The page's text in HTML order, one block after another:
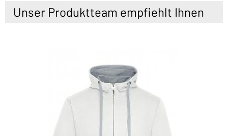
Unser Produktteam empfiehlt Ihnen